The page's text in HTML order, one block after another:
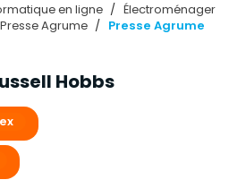
en ligne
Électroménager
Presse Agrume
Presse Agrume
Hobbs